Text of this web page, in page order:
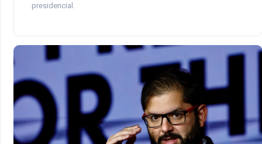
presidencial.